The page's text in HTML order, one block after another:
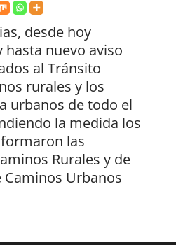
desde hoy
hasta nuevo aviso
al Tránsito
rurales y los
urbanos de todo el
la medida los
las
Rurales y de
Caminos Urbanos